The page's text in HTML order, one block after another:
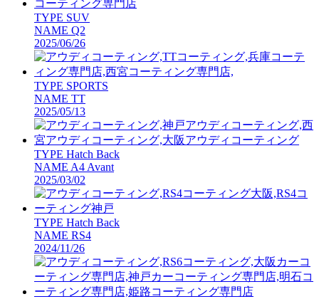
TYPE SUV
NAME Q2
2025/06/26
TYPE SPORTS
NAME TT
2025/05/13
TYPE Hatch Back
NAME A4 Avant
2025/03/02
TYPE Hatch Back
NAME RS4
2024/11/26